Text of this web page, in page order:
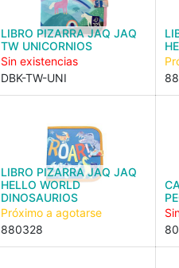
LIBRO PIZARRA JAQ JAQ
TW UNICORNIOS
Sin existencias
DBK-TW-UNI
LIBRO PIZARRA JAQ JAQ
HELLO WORLD
DINOSAURIOS
Próximo a agotarse
880328